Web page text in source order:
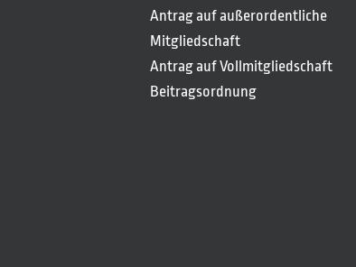
Antrag auf außerordentliche
Mitgliedschaft
Antrag auf Vollmitgliedschaft
Beitragsordnung